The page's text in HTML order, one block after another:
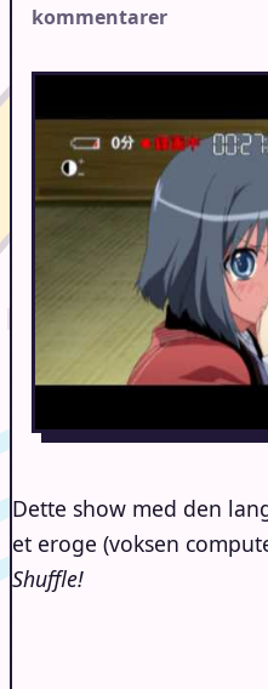
kommentarer
Dette show med den
et eroge (voksen
Shuffle!